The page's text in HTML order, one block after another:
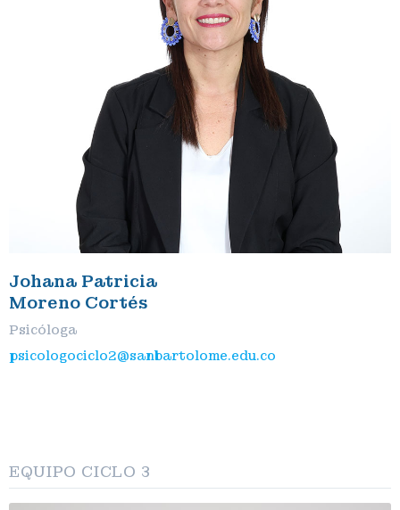
Johana Patricia
Moreno Cortés
Psicóloga
psicologociclo2@sanbartolome.edu.co
EQUIPO CICLO 3